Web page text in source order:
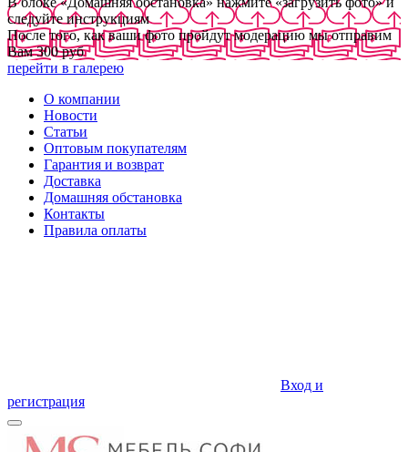
следуйте инструкциям
После того, как ваши фото пройдут модерацию мы отправим
Вам 300 руб
перейти в галерею
О компании
Новости
Статьи
Оптовым покупателям
Гарантия и возврат
Доставка
Домашняя обстановка
Контакты
Правила оплаты
Вход и
регистрация